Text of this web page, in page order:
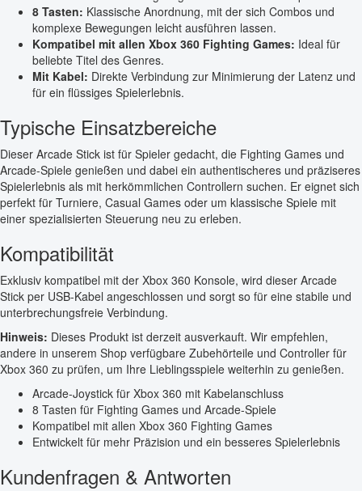
8 Tasten: Klassische Anordnung, mit der sich Combos und
komplexe Bewegungen leicht ausführen lassen.
Kompatibel mit allen Xbox 360 Fighting Games: Ideal für
beliebte Titel des Genres.
Mit Kabel: Direkte Verbindung zur Minimierung der Latenz und
für ein flüssiges Spielerlebnis.
Typische Einsatzbereiche
Dieser Arcade Stick ist für Spieler gedacht, die Fighting Games und
Arcade-Spiele genießen und dabei ein authentischeres und präziseres
Spielerlebnis als mit herkömmlichen Controllern suchen. Er eignet sich
perfekt für Turniere, Casual Games oder um klassische Spiele mit
einer spezialisierten Steuerung neu zu erleben.
Kompatibilität
Exklusiv kompatibel mit der Xbox 360 Konsole, wird dieser Arcade
Stick per USB-Kabel angeschlossen und sorgt so für eine stabile und
unterbrechungsfreie Verbindung.
Hinweis: Dieses Produkt ist derzeit ausverkauft. Wir empfehlen,
andere in unserem Shop verfügbare Zubehörteile und Controller für
Xbox 360 zu prüfen, um Ihre Lieblingsspiele weiterhin zu genießen.
Arcade-Joystick für Xbox 360 mit Kabelanschluss
8 Tasten für Fighting Games und Arcade-Spiele
Kompatibel mit allen Xbox 360 Fighting Games
Entwickelt für mehr Präzision und ein besseres Spielerlebnis
Kundenfragen & Antworten